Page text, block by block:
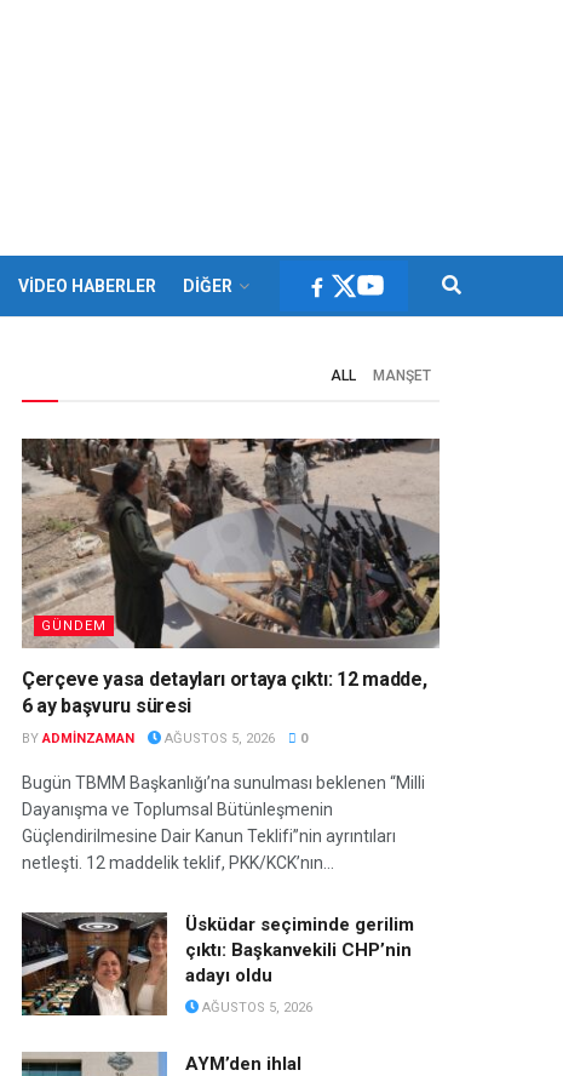
VİDEO HABERLER DİĞER
ALL MANŞET
GÜNDEM
Çerçeve yasa detayları ortaya çıktı: 12 madde,
6 ay başvuru süresi
BY ADMINZAMAN AĞUSTOS 5, 2026 0
Bugün TBMM Başkanlığı’na sunulması beklenen “Milli
Dayanışma ve Toplumsal Bütünleşmenin
Güçlendirilmesine Dair Kanun Teklifi”nin ayrıntıları
netleşti. 12 maddelik teklif, PKK/KCK’nın...
Üsküdar seçiminde gerilim
çıktı: Başkanvekili CHP’nin
adayı oldu
AĞUSTOS 5, 2026
AYM’den ihlal